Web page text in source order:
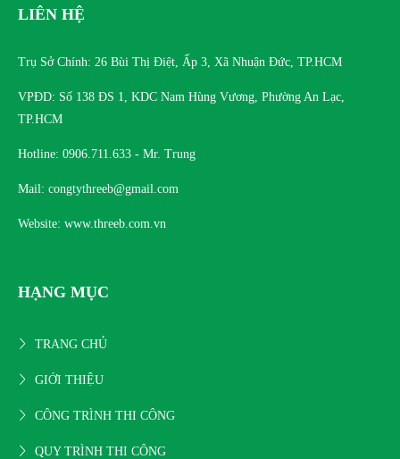
LIÊN HỆ
Trụ Sở Chính: 26 Bùi Thị Điệt, Ấp 3, Xã Nhuận Đức, TP.HCM
VPĐD: Số 138 ĐS 1, KDC Nam Hùng Vương, Phường An Lạc,
TP.HCM
Hotline: 0906.711.633 - Mr. Trung
Mail: congtythreeb@gmail.com
Website: www.threeb.com.vn
HẠNG MỤC
TRANG CHỦ
GIỚI THIỆU
CÔNG TRÌNH THI CÔNG
QUY TRÌNH THI CÔNG